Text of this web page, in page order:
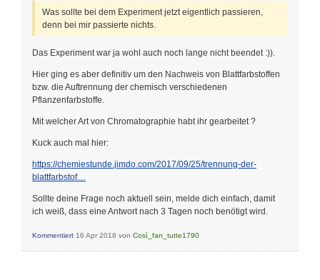
Was sollte bei dem Experiment jetzt eigentlich passieren,
denn bei mir passierte nichts.
Das Experiment war ja wohl auch noch lange nicht beendet :)).
Hier ging es aber definitiv um den Nachweis von Blattfarbstoffen
bzw. die Auftrennung der chemisch verschiedenen
Pflanzenfarbstoffe.
Mit welcher Art von Chromatographie habt ihr gearbeitet ?
Kuck auch mal hier:
https://chemiestunde.jimdo.com/2017/09/25/trennung-der-
blattfarbstof…
Sollte deine Frage noch aktuell sein, melde dich einfach, damit
ich weiß, dass eine Antwort nach 3 Tagen noch benötigt wird.
Kommentiert 16 Apr 2018 von Così_fan_tutte1790